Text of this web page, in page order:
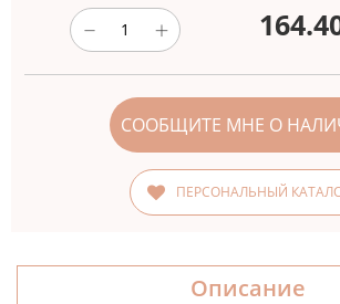
СООБЩИТЕ МНЕ О
ПЕРСОНАЛЬНЫЙ
Описание